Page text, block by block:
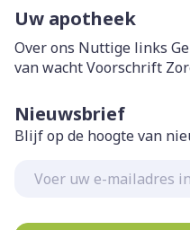
Uw apotheek
Over ons Nuttige links
van wachtVoorschrift
Nieuwsbrief
Blijf op de hoogte van